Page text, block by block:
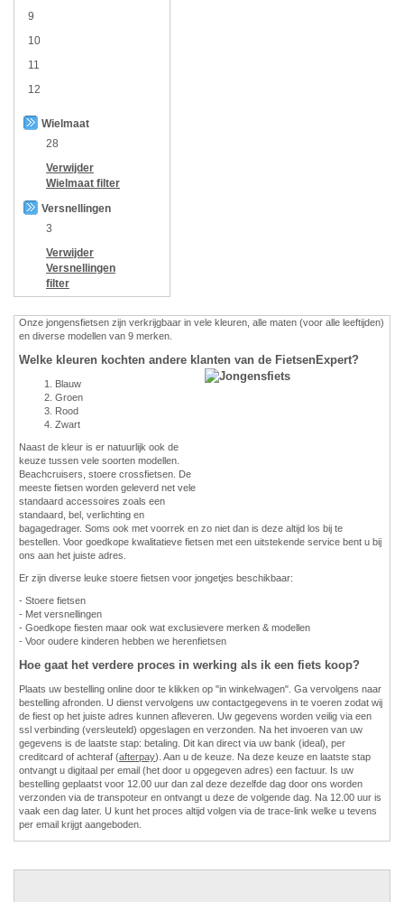
9
10
11
12
Wielmaat
28
Verwijder
Wielmaat filter
Versnellingen
3
Verwijder
Versnellingen
filter
Onze jongensfietsen zijn verkrijgbaar in vele kleuren, alle maten (voor alle leeftijden)
en diverse modellen van 9 merken.
Welke kleuren kochten andere klanten van de FietsenExpert?
Blauw
Groen
Rood
Zwart
Naast de kleur is er natuurlijk ook de
keuze tussen vele soorten modellen.
Beachcruisers, stoere crossfietsen. De
meeste fietsen worden geleverd net vele
standaard accessoires zoals een
standaard, bel, verlichting en
bagagedrager. Soms ook met voorrek en zo niet dan is deze altijd los bij te
bestellen. Voor goedkope kwalitatieve fietsen met een uitstekende service bent u bij
ons aan het juiste adres.
Er zijn diverse leuke stoere fietsen voor jongetjes beschikbaar:
- Stoere fietsen
- Met versnellingen
- Goedkope fiesten maar ook wat exclusievere merken & modellen
- Voor oudere kinderen hebben we herenfietsen
Hoe gaat het verdere proces in werking als ik een fiets koop?
Plaats uw bestelling online door te klikken op "in winkelwagen". Ga vervolgens naar
bestelling afronden. U dienst vervolgens uw contactgegevens in te voeren zodat wij
de fiest op het juiste adres kunnen afleveren. Uw gegevens worden veilig via een
ssl verbinding (versleuteld) opgeslagen en verzonden. Na het invoeren van uw
gegevens is de laatste stap: betaling. Dit kan direct via uw bank (ideal), per
creditcard of achteraf (afterpay). Aan u de keuze. Na deze keuze en laatste stap
ontvangt u digitaal per email (het door u opgegeven adres) een factuur. Is uw
bestelling geplaatst voor 12.00 uur dan zal deze dezelfde dag door ons worden
verzonden via de transpoteur en ontvangt u deze de volgende dag. Na 12.00 uur is
vaak een dag later. U kunt het proces altijd volgen via de trace-link welke u tevens
per email krijgt aangeboden.